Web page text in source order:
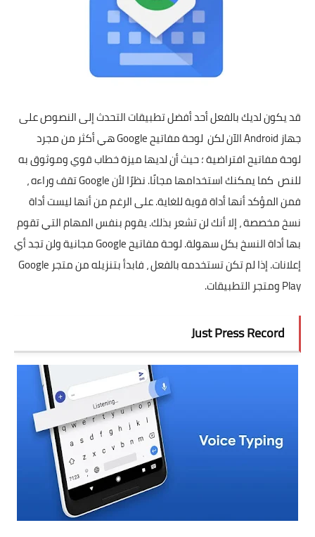
قد يكون لديك بالفعل أحد أفضل تطبيقات التحدث إلى النصوص على
جهاز Android الآن لكن لوحة مفاتيح Google هي أكثر من مجرد
لوحة مفاتيح افتراضية ؛ حيث أن لديها ميزة خطاب قوي وموثوق به
للنص كما يمكنك استخدامها مجانًا. نظرًا لأن Google تقف وراءه ،
فمن المؤكد أنها أداة قوية للغاية. على الرغم من أنها ليست أداة
نسخ مخصصة ، إلا أنك لن تشعر بذلك. يقوم بنفس المهام التي تقوم
بها أداة النسخ بكل سهولة. لوحة مفاتيح Google مجانية ولن تجد أي
إعلانات. إذا لم تكن تستخدمه بالفعل ، فابدأ بتنزيله من متجر Google
Play ومتجر التطبيقات.
Just Press Record